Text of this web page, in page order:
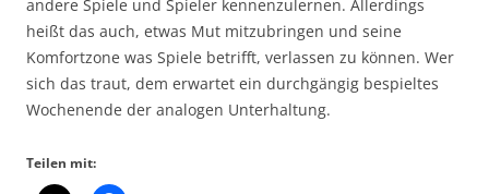
andere Spiele und Spieler kennenzulernen. Allerdings
heißt das auch, etwas Mut mitzubringen und seine
Komfortzone was Spiele betrifft, verlassen zu können. Wer
sich das traut, dem erwartet ein durchgängig bespieltes
Wochenende der analogen Unterhaltung.
Teilen mit: